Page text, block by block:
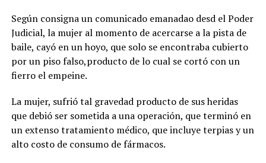
Según consigna un comunicado emanadao desd el Poder
Judicial, la mujer al momento de acercarse a la pista de
baile, cayó en un hoyo, que solo se encontraba cubierto
por un piso falso,producto de lo cual se cortó con un
fierro el empeine.
La mujer, sufrió tal gravedad producto de sus heridas
que debió ser sometida a una operación, que terminó en
un extenso tratamiento médico, que incluye terpias y un
alto costo de consumo de fármacos.